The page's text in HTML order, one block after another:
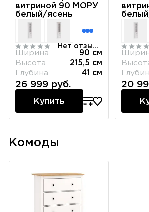
витриной 90 МОРУ
белый/ясень
Нет отзывов
Ширина
90 см
Высота
215,5 см
Глубина
41 см
26 999 руб.
Купить
20
Комоды